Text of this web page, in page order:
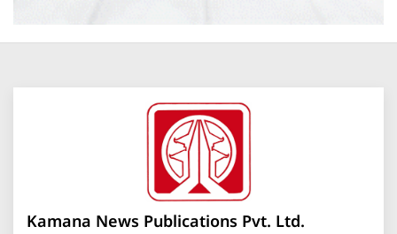
Kamana News Publications Pvt. Ltd.